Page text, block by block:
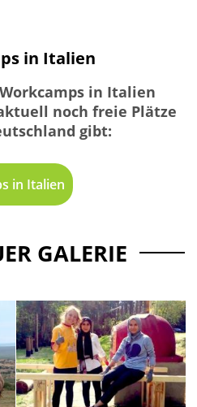
in Italien
in Italien
noch freie Plätze
gibt:
in Italien
GALERIE